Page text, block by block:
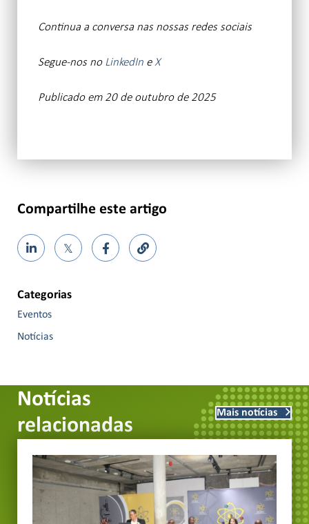
Continua a conversa nas nossas redes sociais
Segue-nos noLinkedIn eX
Publicado em 20 de outubro de 2025
Compartilhe este artigo
𝕏
Categorias
Eventos
Notícias
Notícias
relacionadas
Mais notícias